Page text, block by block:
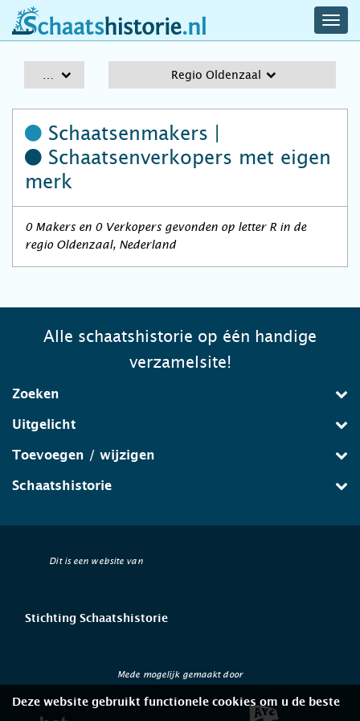
schaatshistorie.nl
Regio Oldenzaal
Schaatsenmakers |
Schaatsenverkopers met eigen
merk
0 Makers en 0 Verkopers gevonden op letter R in de
regio Oldenzaal, Nederland
Alle schaatshistorie op één handige
verzamelsite!
Zoeken
Uitgelicht
Toevoegen / wijzigen
Schaatshistorie
Dit is een website van
Stichting Schaatshistorie
Mede mogelijk gemaakt door
Deze website gebruikt functionele cookies om u de beste